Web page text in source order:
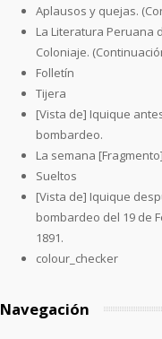
Aplausos y quejas.
La Literatura Peruana
Coloniaje.
Folletín
Tijera
[Vista de] Iquique
bombardeo.
La semana [Fragmento]
Sueltos
[Vista de] Iquique
bombardeo del 19 de
1891.
colour_checker
Navegación